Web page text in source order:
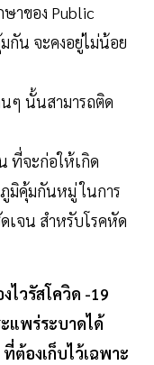
ษาของ Public
กัน จะคงอยู่ไม่น้อย
ๆ นั้นสามารถติด
ที่จะก่อให้เกิด
มิคุ้มกันหมู่ ในการ
เจน สำหรับโรคหัด
ไวรัสโควิด -19
แพร่ระบาดได้
ต้องเก็บไว้เฉพาะ